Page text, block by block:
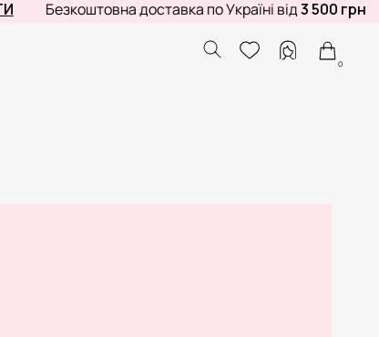
Безкоштовна доставка по Україні від3 500 грн
0